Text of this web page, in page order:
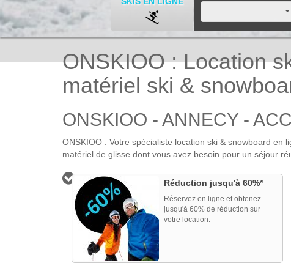
ONSKIOO : Location
matériel ski &
ONSKIOO - ANNECY -
ONSKIOO : Votre spécialiste location ski & snowboard
matériel de glisse dont vous avez besoin pour un séjour
ACCUEIL Réduction jusqu'à 60%*
Réservez en ligne et obtenez
jusqu'à 60% de réduction sur
votre location.